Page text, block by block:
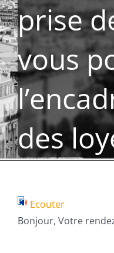
prise
vous
des
Ecouter
Bonjour, Votre